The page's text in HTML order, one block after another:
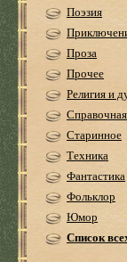
Поэзия
Проза
Прочее
Религия и
Старинное
Техника
Фантастика
Фольклор
Юмор
Список